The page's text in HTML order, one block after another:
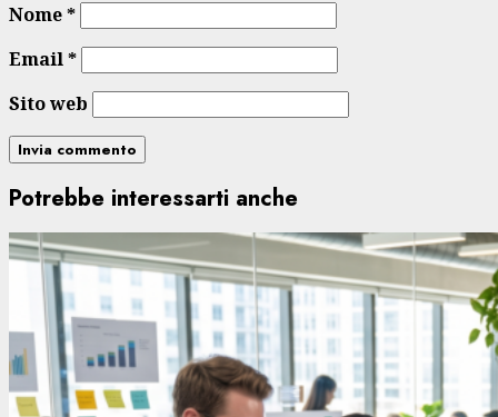
Nome*
Email*
Sito web
Potrebbe interessarti anche